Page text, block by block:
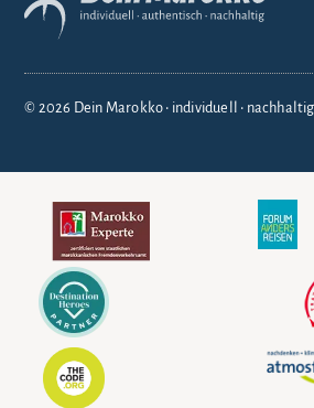
© 2026 Dein Marokko • individuell •